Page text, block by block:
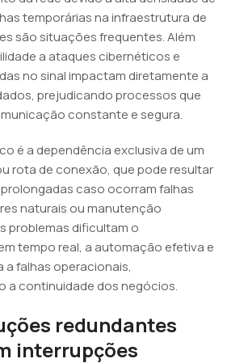
temporárias na infraestrutura de
são situações frequentes. Além
a ataques cibernéticos e
no sinal impactam diretamente a
prejudicando processos que
constante e segura.
é a dependência exclusiva de um
rota de conexão, que pode resultar
caso ocorram falhas
naturais ou manutenção
problemas dificultam o
tempo real, a automação efetiva e
a falhas operacionais,
a continuidade dos negócios.
redundantes
interrupções